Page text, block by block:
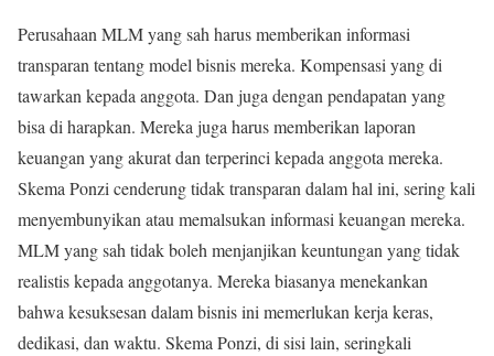
Perusahaan MLM yang sah harus memberikan informasi
transparan tentang model bisnis mereka. Kompensasi yang di
tawarkan kepada anggota. Dan juga dengan pendapatan yang
bisa di harapkan. Mereka juga harus memberikan laporan
keuangan yang akurat dan terperinci kepada anggota mereka.
Skema Ponzi cenderung tidak transparan dalam hal ini, sering kali
menyembunyikan atau memalsukan informasi keuangan mereka.
MLM yang sah tidak boleh menjanjikan keuntungan yang tidak
realistis kepada anggotanya. Mereka biasanya menekankan
bahwa kesuksesan dalam bisnis ini memerlukan kerja keras,
dedikasi, dan waktu. Skema Ponzi, di sisi lain, seringkali